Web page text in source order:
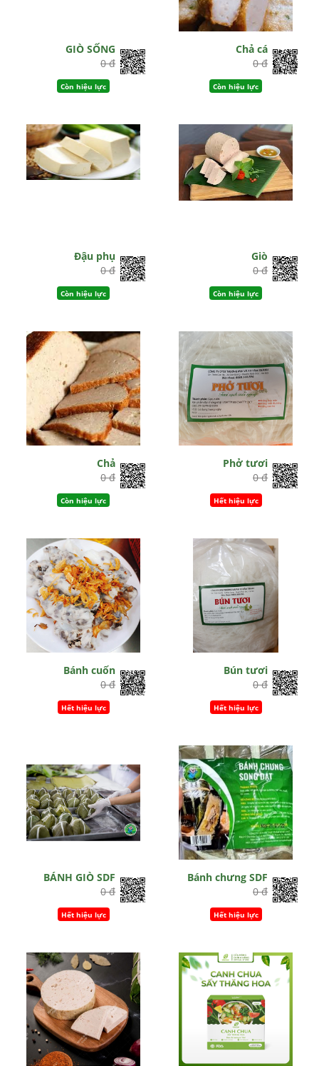
GIÒ SỐNG
0 đ
Còn hiệu lực
Chả cá
0 đ
Còn hiệu lực
Đậu phụ
0 đ
Còn hiệu lực
Giò
0 đ
Còn hiệu lực
Chả
0 đ
Còn hiệu lực
Phở tươi
0 đ
Hết hiệu lực
Bánh cuốn
0 đ
Hết hiệu lực
Bún tươi
0 đ
Hết hiệu lực
BÁNH GIÒ SDF
0 đ
Hết hiệu lực
Bánh chưng SDF
0 đ
Hết hiệu lực